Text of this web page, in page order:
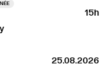
15h
25.08.2026